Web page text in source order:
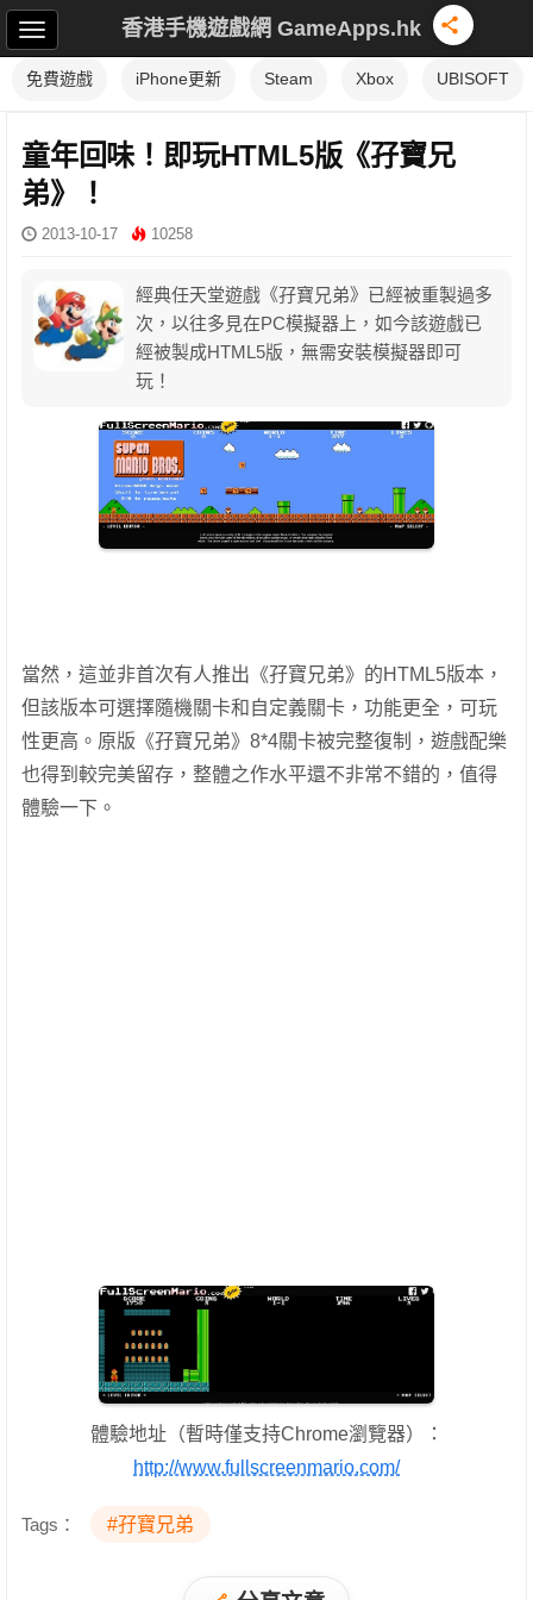
香港手機遊戲網 GameApps.hk
免費遊戲 iPhone更新 Steam Xbox UBISOFT
童年回味！即玩HTML5版《孖寶兄
弟》！
2013-10-17 10258
經典任天堂遊戲《孖寶兄弟》已經被重製過多
次，以往多見在PC模擬器上，如今該遊戲已
經被製成HTML5版，無需安裝模擬器即可
玩！
當然，這並非首次有人推出《孖寶兄弟》的HTML5版本，
但該版本可選擇隨機關卡和自定義關卡，功能更全，可玩
性更高。原版《孖寶兄弟》8*4關卡被完整復制，遊戲配樂
也得到較完美留存，整體之作水平還不非常不錯的，值得
體驗一下。
體驗地址（暫時僅支持Chrome瀏覽器）：
http://www.fullscreenmario.com/
Tags： #孖寶兄弟